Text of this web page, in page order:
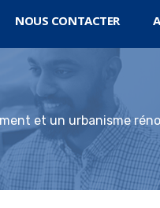
NOUS CONTACTER
et un urbanisme